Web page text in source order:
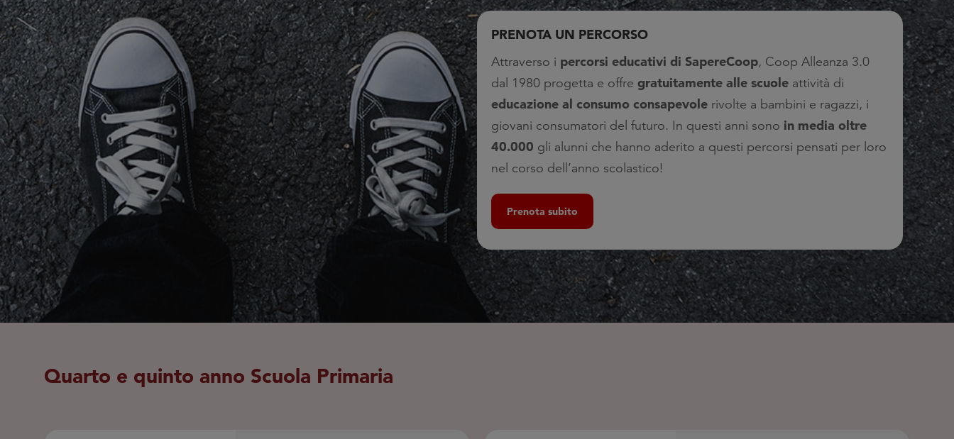
PRENOTA UN PERCORSO
Attraverso i percorsi educativi di SapereCoop, Coop Alleanza 3.0
dal 1980 progetta e offre gratuitamente alle scuole attività di
educazione al consumo consapevole rivolte a bambini e ragazzi, i
giovani consumatori del futuro. In questi anni sono in media oltre
40.000 gli alunni che hanno aderito a questi percorsi pensati per loro
nel corso dell’anno scolastico!
Prenota subito
Quarto e quinto anno Scuola Primaria